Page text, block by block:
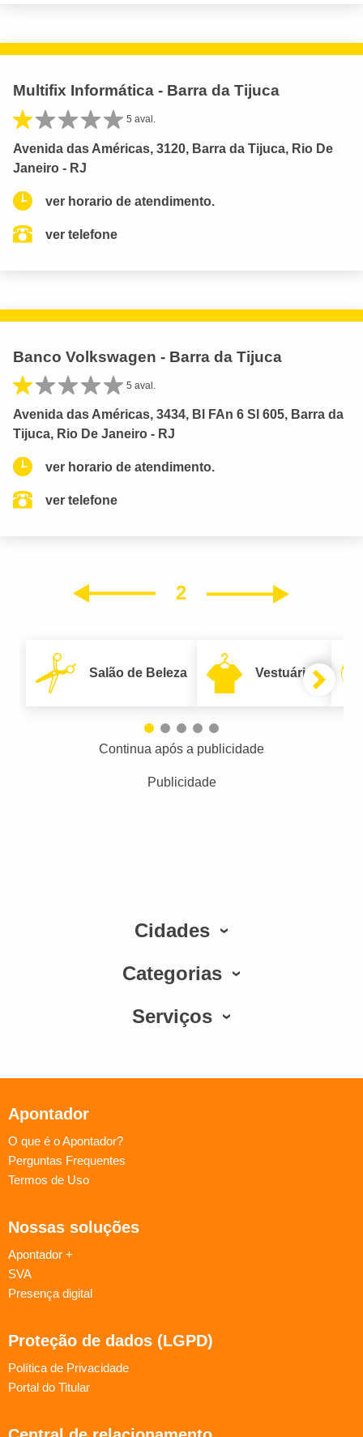
Multifix Informática - Barra da Tijuca
5 aval.
Avenida das Américas, 3120, Barra da Tijuca, Rio De
Janeiro - RJ
ver horario de atendimento.
ver telefone
Banco Volkswagen - Barra da Tijuca
5 aval.
Avenida das Américas, 3434, Bl FAn 6 Sl 605, Barra da
Tijuca, Rio De Janeiro - RJ
ver horario de atendimento.
ver telefone
2
Salão de Beleza Vestuário
Continua após a publicidade
Publicidade
Cidades
Categorias
Serviços
Apontador
O que é o Apontador?
Perguntas Frequentes
Termos de Uso
Nossas soluções
Apontador +
SVA
Presença digital
Proteção de dados (LGPD)
Política de Privacidade
Portal do Titular